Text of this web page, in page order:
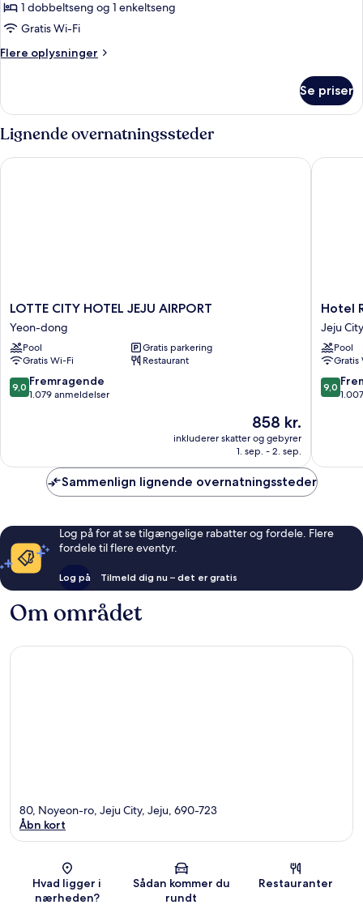
værelse
med
2
Pool
Package)
1 dobbeltseng og 1 enkeltseng
Gratis Wi-Fi
Flere oplysninger
Flere
værelse
2
(Outdoor
Se priser
Lignende overnatningssteder
LOTTE
CITY
HOTEL
JEJU
AIRPORT
Yeon-
dong
LOTTE CITY HOTEL JEJU AIRPORT
Yeon-dong
Pool
Gratis parkering
Gratis Wi-Fi
Restaurant
9.0
ud
anmeldelser
9,0 Fremragende
1.079 anmeldelser
Prisen
er
858 kr.
858 kr.
inkluderer skatter og gebyrer
1. sep. - 2. sep.
LOTTE CITY HOTEL JEJU AIRPORT
Hotel
Jeju
City
Hotel
Jeju
Pool
Gratis
9.0
ud
9,0
Hotel
Sammenlign lignende overnatningssteder
Log på for at se tilgængelige rabatter og fordele. Flere
fordele til flere eventyr.
Log på Tilmeld dig nu – det er gratis
Om området
Kort
80, Noyeon-ro, Jeju City, Jeju, 690-723
Åbn kort
Hvad ligger i
nærheden?
Sådan kommer du
rundt
Restauranter